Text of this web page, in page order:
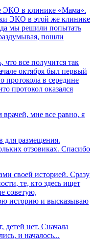
ЭКО в клинике «Мама».
ЭКО в этой же клинике
мы решили попытать
пошли
что все получится так
октября был первый
протокола в середине
протокол оказался
врачей, мне все равно, я
для размещения.
отзовиках. Спасибо
своей историей. Сразу
те, кто здесь ищет
советую,
историю и высказываю
детей нет. Сначала
и началось...